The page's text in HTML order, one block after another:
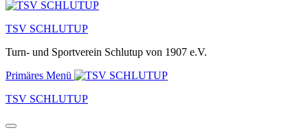
TSV SCHLUTUP
Turn- und Sportverein Schlutup von 1907 e.V.
Primäres Menü
TSV SCHLUTUP